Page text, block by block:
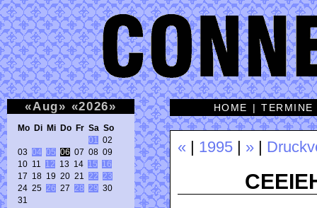
«Aug» «2026»
Mo Di Mi Do Fr Sa So
01
02
03 04 05 06 07 08 09
10 11 12 13 14 15
16
17 18 19 20 21 22
23
24 25 26 27 28 29 30
31
HOME |TERMINE
« 1995 »